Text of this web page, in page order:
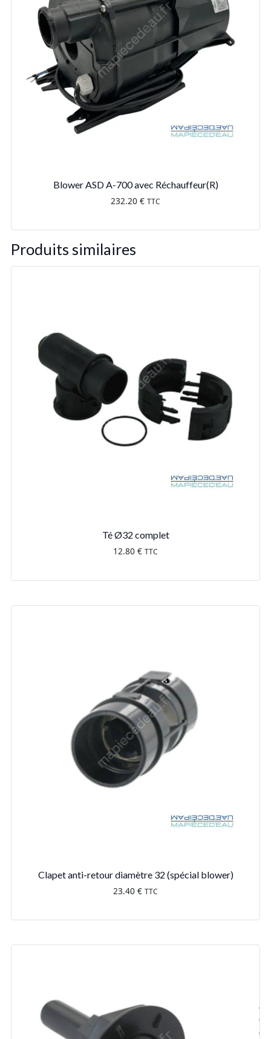
Blower ASD A-700 avec Réchauffeur(R)
232.20 € TTC
Produits similaires
Té Ø32 complet
12.80 € TTC
Clapet anti-retour diamètre 32 (spécial blower)
23.40 € TTC